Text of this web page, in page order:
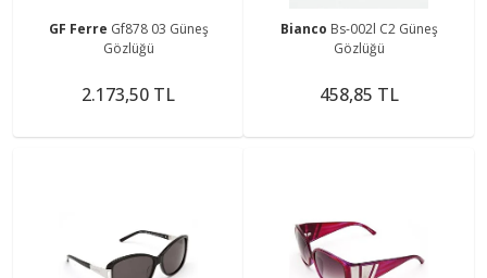
GF Ferre Gf878 03 Güneş
Gözlüğü
2.173,50 TL
Bianco Bs-002l C2 Güneş
Gözlüğü
458,85 TL